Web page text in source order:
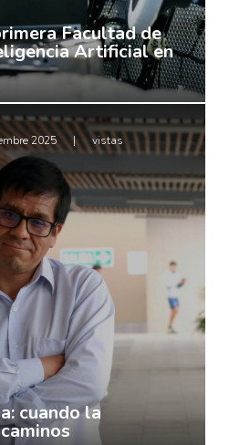
Facultad de
Artificial en
2025 | vistas
cuando la